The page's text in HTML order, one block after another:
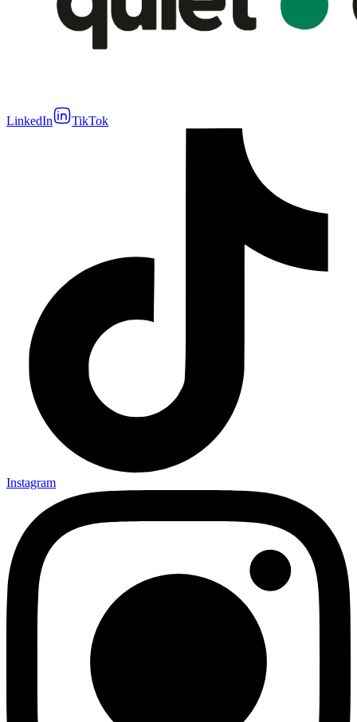
LinkedIn TikTok
Instagram